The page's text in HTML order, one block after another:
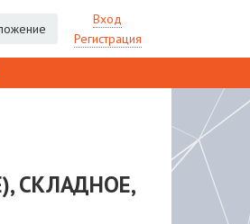
Вход
Регистрация
СКЛАДНОЕ,